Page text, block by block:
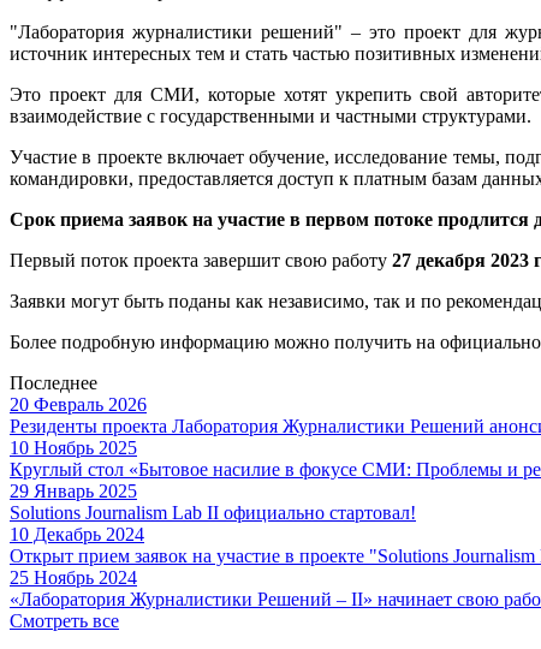
"Лаборатория журналистики решений" – это проект для
источник интересных тем и стать частью позитивных
Это проект для СМИ, которые хотят укрепить свой
взаимодействие с государственными и частными структурами.
Участие в проекте включает обучение, исследование темы,
командировки, предоставляется доступ к платным базам
Срок приема заявок на участие в первом потоке продлится
Первый поток проекта завершит свою работу 27 декабря 2023
Заявки могут быть поданы как независимо, так и по
Более подробную информацию можно получить на
Последнее
20 Февраль 2026
Резиденты проекта Лаборатория Журналистики Решений
10 Ноябрь 2025
Круглый стол «Бытовое насилие в фокусе СМИ: Проблемы и
29 Январь 2025
Solutions Journalism Lab II официально стартовал!
10 Декабрь 2024
Открыт прием заявок на участие в проекте "Solutions
25 Ноябрь 2024
«Лаборатория Журналистики Решений – II» начинает свою
Смотреть все